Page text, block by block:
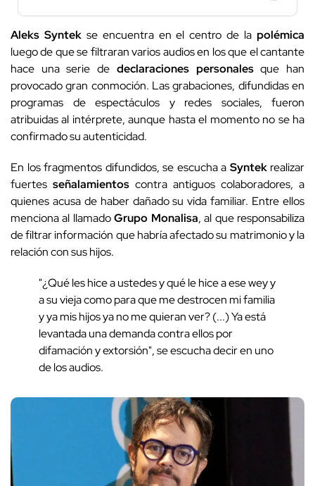
Aleks Syntekse encuentra en el centro de lapolémica
luego de que se filtraran varios audios en los que el cantante
hace una serie de declaraciones personalesque han
provocado gran conmoción. Las grabaciones, difundidas en
programas de espectáculos y redes sociales, fueron
atribuidas al intérprete, aunque hasta el momento no se ha
confirmado su autenticidad.
En los fragmentos difundidos, se escucha a Syntekrealizar
fuertes señalamientos contra antiguos colaboradores, a
quienes acusa de haber dañado su vida familiar. Entre ellos
menciona al llamadoGrupo Monalisa, al que responsabiliza
de filtrar información que habría afectado su matrimonio y la
relación con sus hijos.
"¿Qué les hice a ustedes y qué le hice a ese wey y
a su vieja como para que me destrocen mi familia
y ya mis hijos ya no me quieran ver? (...) Ya está
levantada una demanda contra ellos por
difamación y extorsión", se escucha decir en uno
de los audios.